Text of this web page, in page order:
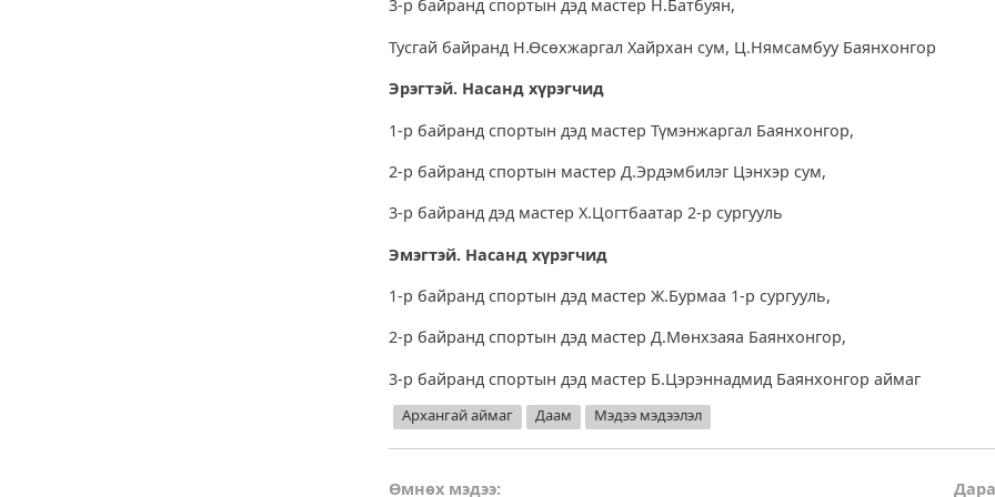
3-р байранд спортын дэд мастер Н.Батбуян,
Тусгай байранд Н.Өсөхжаргал Хайрхан сум, Ц.Нямсамбуу Баянхонгор
Эрэгтэй. Насанд хүрэгчид
1-р байранд спортын дэд мастер Түмэнжаргал Баянхонгор,
2-р байранд спортын мастер Д.Эрдэмбилэг Цэнхэр сум,
3-р байранд дэд мастер Х.Цогтбаатар 2-р сургууль
Эмэгтэй. Насанд хүрэгчид
1-р байранд спортын дэд мастер Ж.Бурмаа 1-р сургууль,
2-р байранд спортын дэд мастер Д.Мөнхзаяа Баянхонгор,
3-р байранд спортын дэд мастер Б.Цэрэннадмид Баянхонгор аймаг
Архангай аймаг Даам Мэдээ мэдээлэл
Өмнөх мэдээ: